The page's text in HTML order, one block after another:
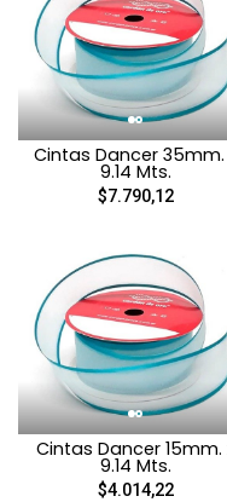
Cintas Dancer 35mm.
9.14 Mts.
$7.790,12
Cintas Dancer 15mm.
9.14 Mts.
$4.014,22